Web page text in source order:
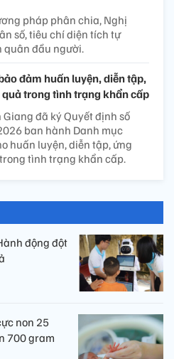
pháp phân chia, Nghị
số, tiêu chí diện tích tự
quân đầu người.
đảm huấn luyện, diễn tập,
trong tình trạng khẩn cấp
đã ký Quyết định số
ban hành Danh mục
huấn luyện, diễn tập, ứng
tình trạng khẩn cấp.
động đột
non 25
700 gram